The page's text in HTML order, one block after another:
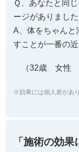
すことが一番の近
（32歳 女性